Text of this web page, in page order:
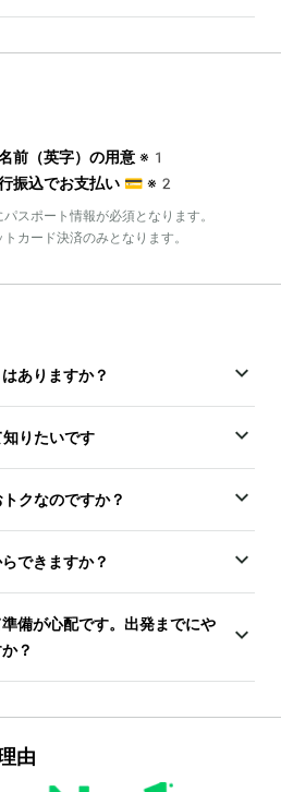
前（英字）の用意 ※1
振込でお支払い 💳 ※2
ポート情報が必須となります。
ード決済のみとなります。
ありますか？
りたいです
クなのですか？
できますか？
備が心配です。出発までにや
？
由